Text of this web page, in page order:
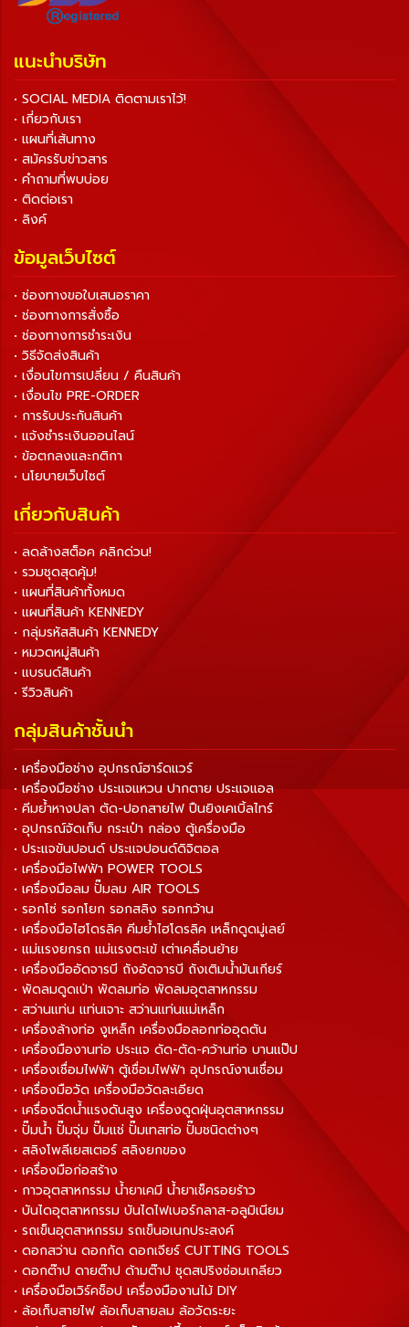
แนะนำบริษัท
• SOCIAL MEDIA ติดตามเราไว้!
• เกี่ยวกับเรา
• แผนที่เส้นทาง
• สมัครรับข่าวสาร
• คำถามที่พบบ่อย
• ติดต่อเรา
• ลิงค์
ข้อมูลเว็บไซต์
• ช่องทางขอใบเสนอราคา
• ช่องทางการสั่งซื้อ
• ช่องทางการชำระเงิน
• วิธีจัดส่งสินค้า
• เงื่อนไขการเปลี่ยน / คืนสินค้า
• เงื่อนไข PRE-ORDER
• การรับประกันสินค้า
• แจ้งชำระเงินออนไลน์
• ข้อตกลงและกติกา
• นโยบายเว็บไซต์
เกี่ยวกับสินค้า
• ลดล้างสต็อค คลิกด่วน!
• รวมชุดสุดคุ้ม!
• แผนที่สินค้าทั้งหมด
• แผนที่สินค้า KENNEDY
• กลุ่มรหัสสินค้า KENNEDY
• หมวดหมู่สินค้า
• แบรนด์สินค้า
• รีวิวสินค้า
กลุ่มสินค้าชั้นนำ
• เครื่องมือช่าง อุปกรณ์ฮาร์ดแวร์
• เครื่องมือช่าง ประแจแหวน ปากตาย ประแจแอล
• คีมย้ำหางปลา ตัด-ปอกสายไฟ ปืนยิงเคเบิ้ลไทร์
• อุปกรณ์จัดเก็บ กระเป๋า กล่อง ตู้เครื่องมือ
• ประแจขันปอนด์ ประแจปอนด์ดิจิตอล
• เครื่องมือไฟฟ้า POWER TOOLS
• เครื่องมือลม ปั๊มลม AIR TOOLS
• รอกโซ่ รอกโยก รอกสลิง รอกกว้าน
• เครื่องมือไฮโดรลิค คีมย้ำไฮโดรลิค เหล็กดูดมู่เลย์
• แม่แรงยกรถ แม่แรงตะเข้ เต่าเคลื่อนย้าย
• เครื่องมืออัดจารบี ถังอัดจารบี ถังเติมน้ำมันเกียร์
• พัดลมดูดเป่า พัดลมท่อ พัดลมอุตสาหกรรม
• สว่านแท่น แท่นเจาะ สว่านแท่นแม่เหล็ก
• เครื่องล้างท่อ งูเหล็ก เครื่องมือลอกท่ออุดตัน
• เครื่องมืองานท่อ ประแจ ดัด-ตัด-คว้านท่อ บานแป๊ป
• เครื่องเชื่อมไฟฟ้า ตู้เชื่อมไฟฟ้า อุปกรณ์งานเชื่อม
• เครื่องมือวัด เครื่องมือวัดละเอียด
• เครื่องฉีดน้ำแรงดันสูง เครื่องดูดฝุ่นอุตสาหกรรม
• ปั๊มน้ำ ปั๊มจุ่ม ปั๊มแช่ ปั๊มเทสท่อ ปั๊มชนิดต่างๆ
• สลิงโพลีเยสเตอร์ สลิงยกของ
• เครื่องมือก่อสร้าง
• กาวอุตสาหกรรม น้ำยาเคมี น้ำยาเช็ครอยร้าว
• บันไดอุตสาหกรรม บันไดไฟเบอร์กลาส-อลูมิเนียม
• รถเข็นอุตสาหกรรม รถเข็นอเนกประสงค์
• ดอกสว่าน ดอกกัด ดอกเจียร์ CUTTING TOOLS
• ดอกต๊าป ดายต๊าป ด้ามต๊าป ชุดสปริงซ่อมเกลียว
• เครื่องมือเวิร์คช็อป เครื่องมืองานไม้ DIY
• ล้อเก็บสายไฟ ล้อเก็บสายลม ล้อวัดระยะ